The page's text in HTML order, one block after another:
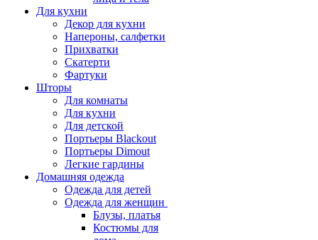
Для кухни
Декор для кухни
Напероны, салфетки
Прихватки
Скатерти
Фартуки
Шторы
Для комнаты
Для кухни
Для детской
Портьеры Blackout
Портьеры Dimout
Легкие гардины
Домашняя одежда
Одежда для детей
Одежда для женщин
Блузы, платья
Костюмы для